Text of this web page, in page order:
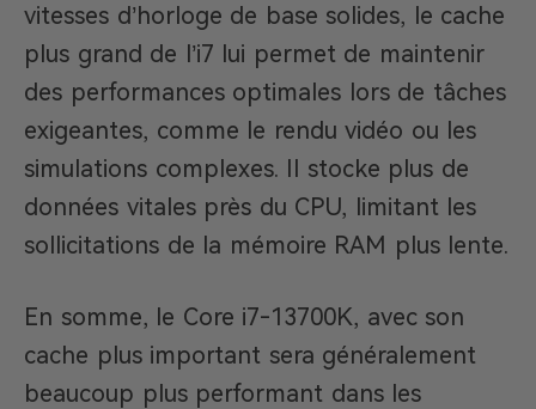
vitesses d’horloge de base solides, le cache
plus grand de l’i7 lui permet de maintenir
des performances optimales lors de tâches
exigeantes, comme le rendu vidéo ou les
simulations complexes. Il stocke plus de
données vitales près du CPU, limitant les
sollicitations de la mémoire RAM plus lente.
En somme, le Core i7-13700K, avec son
cache plus important sera généralement
beaucoup plus performant dans les